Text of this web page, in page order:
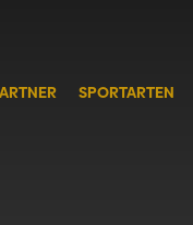
SPORTARTEN